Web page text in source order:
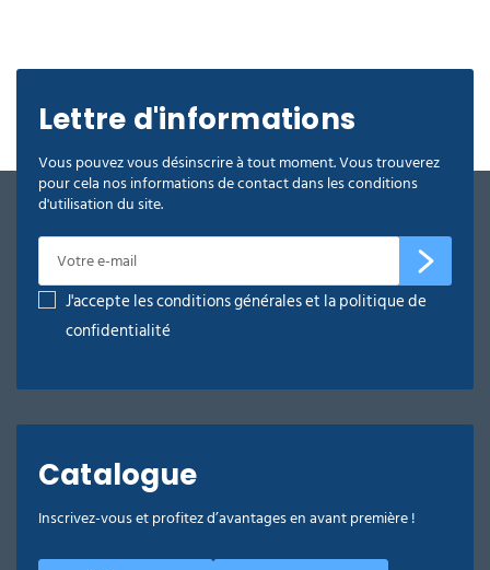
Lettre d'informations
Vous pouvez vous désinscrire à tout moment. Vous trouverez
pour cela nos informations de contact dans les conditions
d'utilisation du site.
J'accepte les conditions générales et la politique de
confidentialité
Catalogue
Inscrivez-vous et profitez d’avantages en avant première !